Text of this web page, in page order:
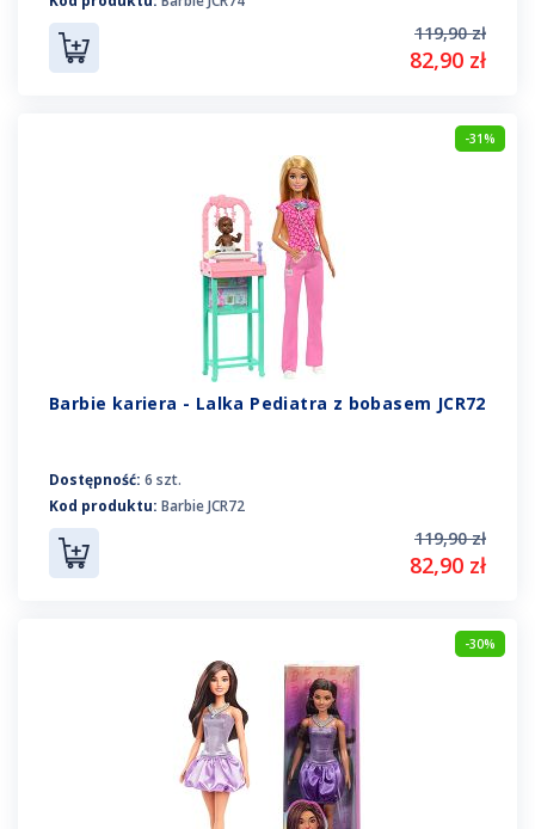
119,90 zł
82,90 zł
-31%
Barbie kariera - Lalka Pediatra z bobasem JCR72
Dostępność: 6 szt.
Kod produktu: Barbie JCR72
119,90 zł
82,90 zł
-30%